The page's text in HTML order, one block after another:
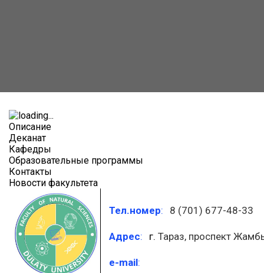
Описание
Деканат
Кафедры
Образовательные программы
Контакты
Новости факультета
Тел.номер: 8 (701) 677-48-33
Адрес: г. Тараз, проспект
e-mail: